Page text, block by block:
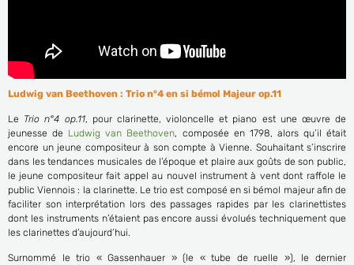
Ludwig van Beethoven : Trio n°4 en si bémol Majeur op.11
Le Trio n°4 op.11, pour clarinette, violoncelle et piano est une œuvre de
jeunesse de Ludwig van Beethoven, composée en 1798, alors qu’il était
encore un jeune compositeur à son compte à Vienne. Souhaitant s’inscrire
dans les tendances musicales de l’époque et plaire aux goûts de son public,
le jeune compositeur fait appel au nouvel instrument à vent dont raffole le
public Viennois : la clarinette. Le trio est composé en si bémol majeur afin de
faciliter son interprétation lors des passages rapides par les clarinettistes
dont les instruments n’étaient pas encore aussi évolués techniquement que
les clarinettes d’aujourd’hui.
Surnommé le trio « Gassenhauer » (le « tube de ruelle »), le dernier